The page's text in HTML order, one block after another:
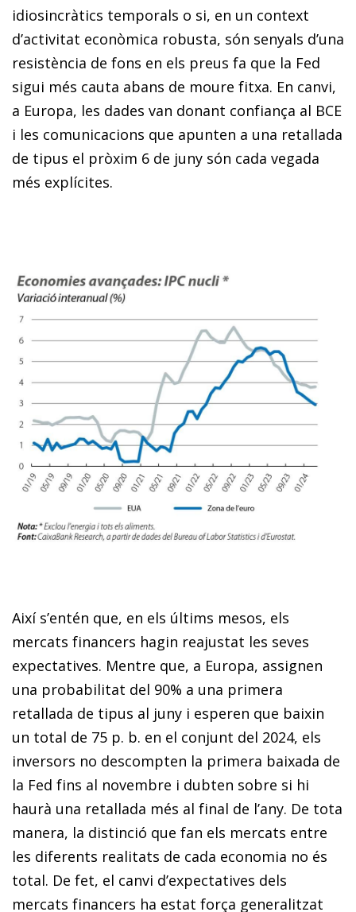
idiosincràtics temporals o si, en un context
d’activitat econòmica robusta, són senyals d’una
resistència de fons en els preus fa que la Fed
sigui més cauta abans de moure fitxa. En canvi,
a Europa, les dades van donant confiança al BCE
i les comunicacions que apunten a una retallada
de tipus el pròxim 6 de juny són cada vegada
més explícites.
Així s’entén que, en els últims mesos, els
mercats financers hagin reajustat les seves
expectatives. Mentre que, a Europa, assignen
una probabilitat del 90% a una primera
retallada de tipus al juny i esperen que baixin
un total de 75 p. b. en el conjunt del 2024, els
inversors no descompten la primera baixada de
la Fed fins al novembre i dubten sobre si hi
haurà una retallada més al final de l’any. De tota
manera, la distinció que fan els mercats entre
les diferents realitats de cada economia no és
total. De fet, el canvi d’expectatives dels
mercats financers ha estat força generalitzat